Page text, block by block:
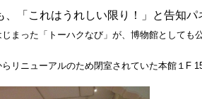
、「これはうれしい限り！」と告知パ
まった「トーハクなび」が、博物館としても
リニューアルのため閉室されていた本館１F